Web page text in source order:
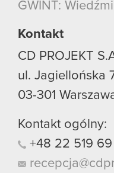
GWINT:
Kontakt
CD PROJEKT
ul. Jagiellońska
03-301
Kontakt ogólny:
+48 22 519 69